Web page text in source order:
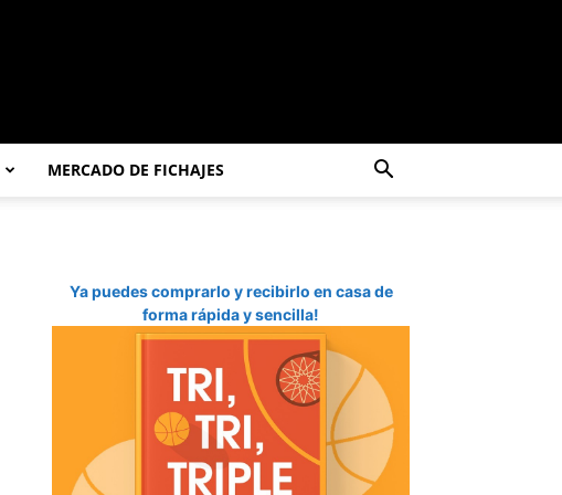
MERCADO DE FICHAJES
Ya puedes comprarlo y recibirlo en casa de
forma rápida y sencilla!